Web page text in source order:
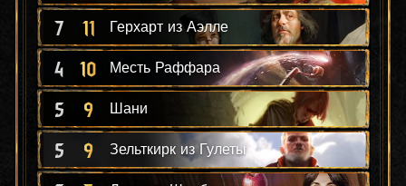
7 11 Герхарт из Аэлле
4 10 Месть Раффара
5 9 Шани
5 9 Зельткирк из Гулеты